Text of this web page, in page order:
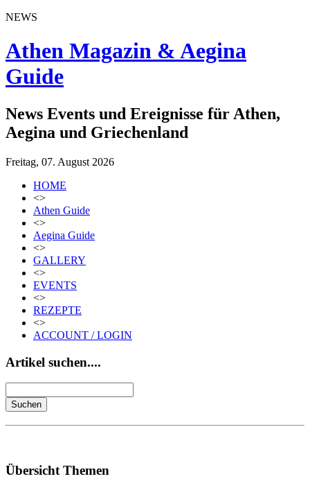
NEWS
Athen Magazin & Aegina
Guide
News Events und Ereignisse für Athen,
Aegina und Griechenland
Freitag, 07. August 2026
HOME
<>
Athen Guide
<>
Aegina Guide
<>
GALLERY
<>
EVENTS
<>
REZEPTE
<>
ACCOUNT / LOGIN
Artikel suchen....
Übersicht Themen